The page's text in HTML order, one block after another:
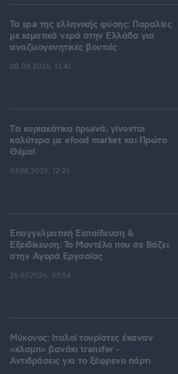
Τα spa της ελληνικής φύσης: Παραλίες
με ιαματικά νερά στην Ελλάδα για
αναζωογονητικές βουτιές
08.08.2026, 13:41
Tα κυριακάτικα πρωινά, γίνονται
καλύτερα με efood market και Πρώτο
Θέμα!
07.08.2026, 12:25
Επαγγελματική Εκπαίδευση &
Εξειδίκευση: Το Mοντέλο που σε Bάζει
στην Aγορά Eργασίας
26.07.2026, 09:54
Μύκονος: Ιταλοί τουρίστες έκαναν
«κλαμπ» βανάκι transfer -
Αντιδράσεις για το ξέφρενο πάρτι